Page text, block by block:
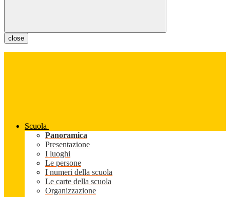
close
Scuola
Panoramica
Presentazione
I luoghi
Le persone
I numeri della scuola
Le carte della scuola
Organizzazione